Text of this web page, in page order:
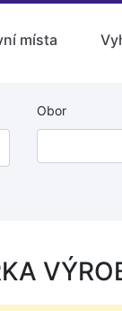
místa
Obor